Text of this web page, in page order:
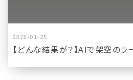
2026-01-25